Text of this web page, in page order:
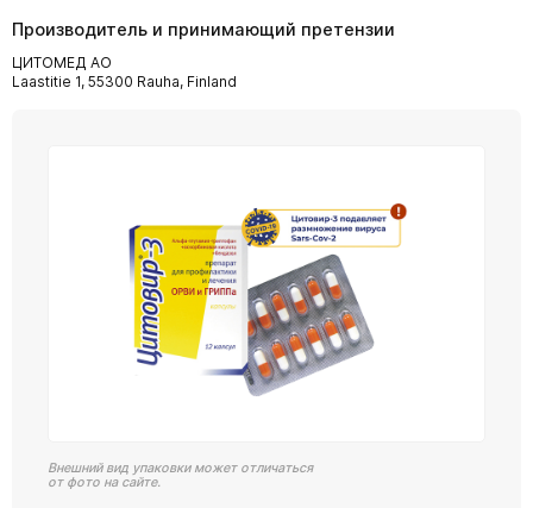
Производитель и принимающий претензии
ЦИТОМЕД АО
Laastitie 1, 55300 Rauha, Finland
Внешний вид упаковки может отличаться
от фото на сайте.